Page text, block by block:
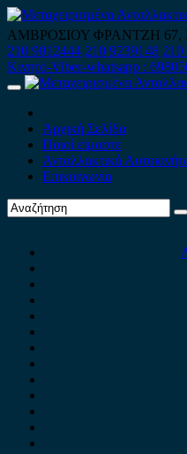
Skip
to
content
ΑΜΒΡΟΣΙΟΥ ΦΡΑΝΤΖΗ
210 9012444 210 9239148 210
Κινητό-Viber-whatsapp :
Primary
Αρχική Σελίδα
Ποιοί είμαστε
Ανταλλακτικά
Επικοινωνία